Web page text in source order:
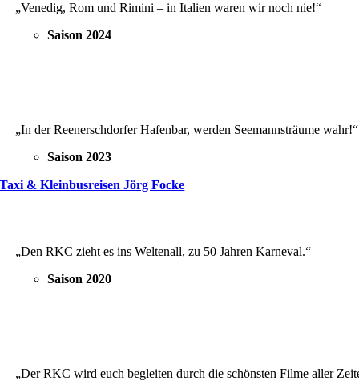
„Venedig, Rom und Rimini – in Italien waren wir noch nie!“
Saison 2024
„In der Reenerschdorfer Hafenbar, werden Seemannsträume wahr!“
Saison 2023
„Den RKC zieht es ins Weltenall, zu 50 Jahren Karneval.“
Saison 2020
„Der RKC wird euch begleiten durch die schönsten Filme aller
Taxi & Kleinbusreisen Jörg Focke